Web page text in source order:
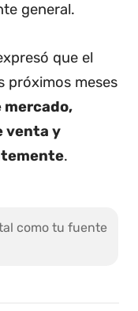
general.
que el
próximos meses
venta y
.
como tu fuente